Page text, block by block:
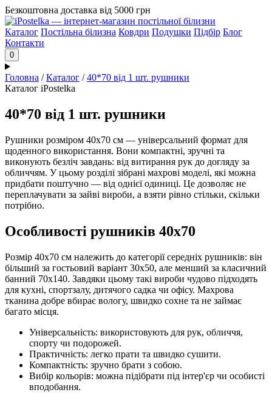
Безкоштовна доставка від 5000 грн
Каталог Постільна білизна Ковдри Подушки Підбір Блог
Контакти
0
Головна /Каталог /40*70 від 1 шт. рушники
Каталог iPostelka
40*70 від 1 шт. рушники
Рушники розміром 40х70 см — універсальний формат для
щоденного використання. Вони компактні, зручні та
виконують безліч завдань: від витирання рук до догляду за
обличчям. У цьому розділі зібрані махрові моделі, які можна
придбати поштучно — від однієї одиниці. Це дозволяє не
переплачувати за зайві вироби, а взяти рівно стільки, скільки
потрібно.
Особливості рушників 40х70
Розмір 40х70 см належить до категорії середніх рушників: він
більший за гостьовий варіант 30х50, але менший за класичний
банний 70х140. Завдяки цьому такі вироби чудово підходять
для кухні, спортзалу, дитячого садка чи офісу. Махрова
тканина добре вбирає вологу, швидко сохне та не займає
багато місця.
Універсальність: використовують для рук, обличчя,
спорту чи подорожей.
Практичність: легко прати та швидко сушити.
Компактність: зручно брати з собою.
Вибір кольорів: можна підібрати під інтер'єр чи особисті
вподобання.